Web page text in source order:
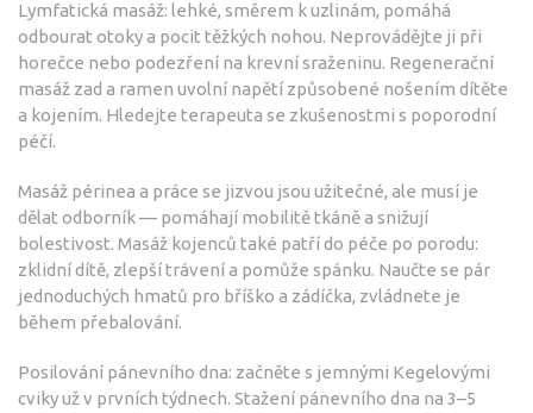
Lymfatická masáž: lehké, směrem k uzlinám, pomáhá
odbourat otoky a pocit těžkých nohou. Neprovádějte ji při
horečce nebo podezření na krevní sraženinu. Regenerační
masáž zad a ramen uvolní napětí způsobené nošením dítěte
a kojením. Hledejte terapeuta se zkušenostmi s poporodní
péčí.
Masáž périnea a práce se jizvou jsou užitečné, ale musí je
dělat odborník — pomáhají mobilitě tkáně a snižují
bolestivost. Masáž kojenců také patří do péče po porodu:
zklidní dítě, zlepší trávení a pomůže spánku. Naučte se pár
jednoduchých hmatů pro bříško a zádíčka, zvládnete je
během přebalování.
Posilování pánevního dna: začněte s jemnými Kegelovými
cviky už v prvních týdnech. Stažení pánevního dna na 3–5